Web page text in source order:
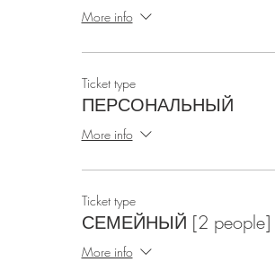
More info
Ticket type
ПЕРСОНАЛЬНЫЙ
More info
Ticket type
СЕМЕЙНЫЙ [2 people]
More info